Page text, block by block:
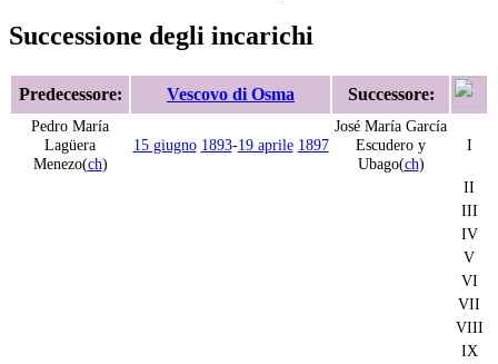
Successione degli incarichi
Predecessore: Vescovo di Osma Successore:
Pedro María
Lagüera
Menezo(ch)
15 giugno 1893-19 aprile 1897
José María García
Escudero y
Ubago(ch)
I
II
III
IV
V
VI
VII
VIII
IX